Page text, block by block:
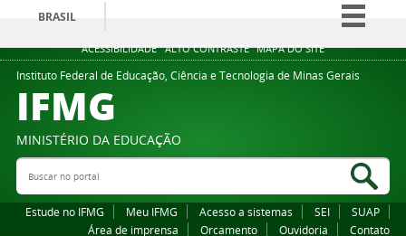
ACESSIBILIDADE ALTO CONTRASTE MAPA DO SITE
BRASIL
Simplifique!
Comunica BR
Legislação
Instituto Federal de Educação, Ciência e Tecnologia de Minas Gerais
IFMG
MINISTÉRIO DA EDUCAÇÃO
Buscar no portal
Estude no IFMG Meu IFMG Acesso a sistemas SEI
SUAP
Área de imprensa
Orcamento Ouvidoria Contato